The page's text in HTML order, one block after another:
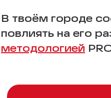
В твоём городе
повлиять на его
методологией